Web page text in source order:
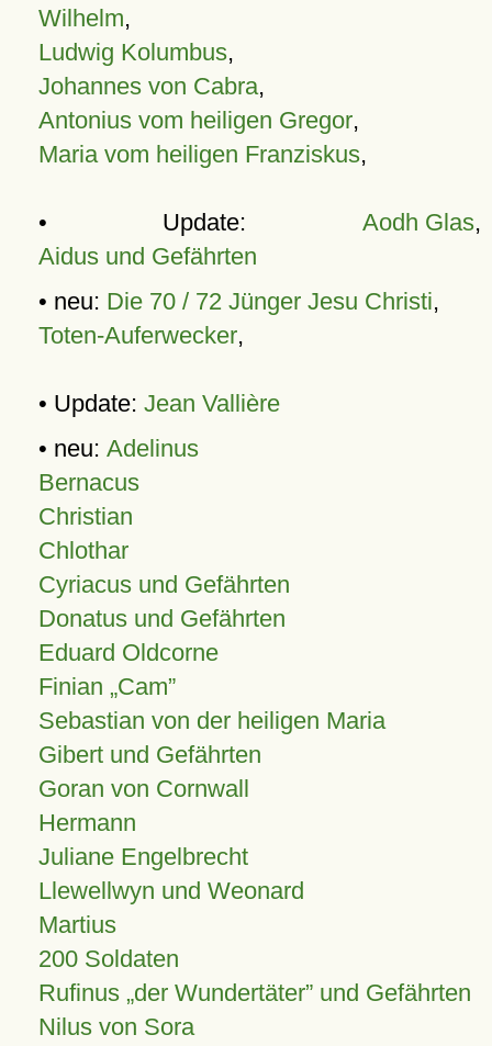
Wilhelm,
Ludwig Kolumbus,
Johannes von Cabra,
Antonius vom heiligen Gregor,
Maria vom heiligen Franziskus,
• Update: Aodh Glas,
Aidus und Gefährten
• neu: Die 70 / 72 Jünger Jesu Christi,
Toten-Auferwecker,
• Update: Jean Vallière
• neu: Adelinus
Bernacus
Christian
Chlothar
Cyriacus und Gefährten
Donatus und Gefährten
Eduard Oldcorne
Finian Cam
Sebastian von der heiligen Maria
Gibert und Gefährten
Goran von Cornwall
Hermann
Juliane Engelbrecht
Llewellwyn und Weonard
Martius
200 Soldaten
Rufinus „der Wundertäter” und Gefährten
Nilus von Sora